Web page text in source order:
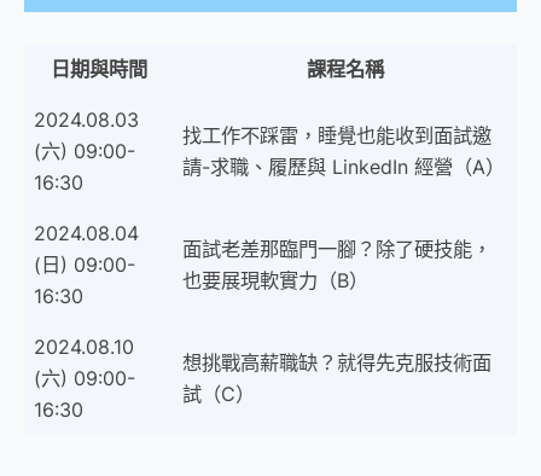
日期與時間 課程名稱
2024.08.03
(六) 09:00-
16:30
找工作不踩雷，睡覺也能收到面試邀
請-求職、履歷與 LinkedIn 經營（A）
2024.08.04
(日) 09:00-
16:30
面試老差那臨門一腳？除了硬技能，
也要展現軟實力（B）
2024.08.10
(六) 09:00-
16:30
想挑戰高薪職缺？就得先克服技術面
試（C）